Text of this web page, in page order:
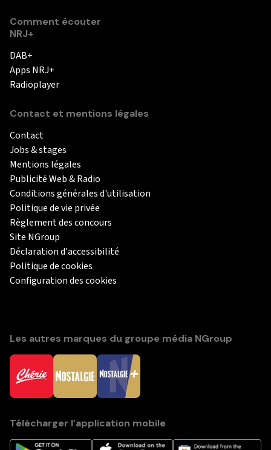
Comment écouter
NRJ+
DAB+
Apps NRJ+
Radioplayer
Contact et mentions légales
Contact
Jobs & stages
Mentions légales
Publicité Web & Radio
Conditions générales d'utilisation
Politique de vie privée
Règlement des concours
Site NGroup
Déclaration d'accessibilité
Politique de cookies
Configuration des cookies
Les autres marques du groupe média NGroup
Télécharger l’application mobile